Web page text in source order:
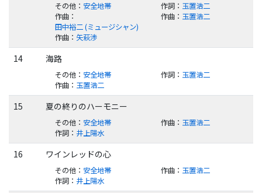
その他： 安全地帯 作詞： 玉置浩二
作曲：
田中裕二 (ミュージシャン)
作曲： 玉置浩二
作曲： 矢萩渉
14 海路
その他： 安全地帯 作詞： 玉置浩二
作曲： 玉置浩二
15 夏の終りのハーモニー
その他： 安全地帯 作曲： 玉置浩二
作詞： 井上陽水
16 ワインレッドの心
その他： 安全地帯 作曲： 玉置浩二
作詞： 井上陽水